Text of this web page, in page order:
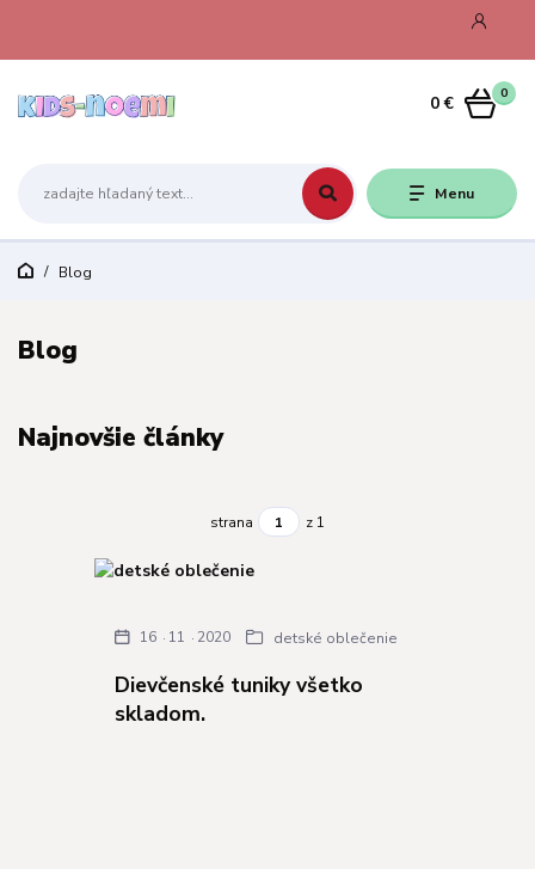
Menu
0
0 €
Blog
Blog
Najnovšie články
strana z 1
Dievčenské tuniky všetko
skladom.
16 11 2020 detské oblečenie